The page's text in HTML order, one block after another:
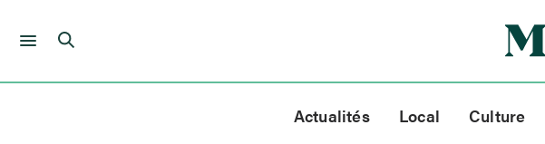
Skip
Actualités Local Culture